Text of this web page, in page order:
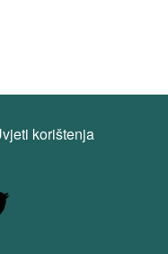
korištenja